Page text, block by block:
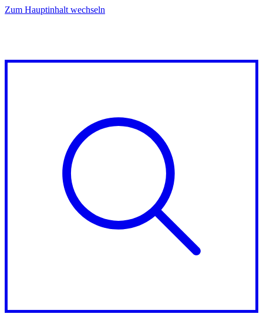
Zum Hauptinhalt wechseln